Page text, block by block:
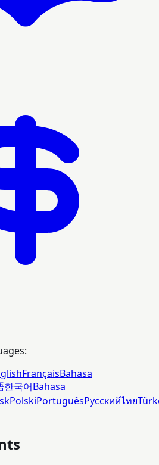
FrançaisBahasa
한국어Bahasa
PolskiPortuguêsРусскийไทย